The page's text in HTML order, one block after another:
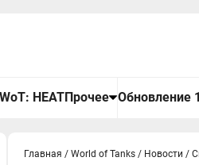
WoT: HEATПрочее Обновление
Главная / World of Tanks / Новости /